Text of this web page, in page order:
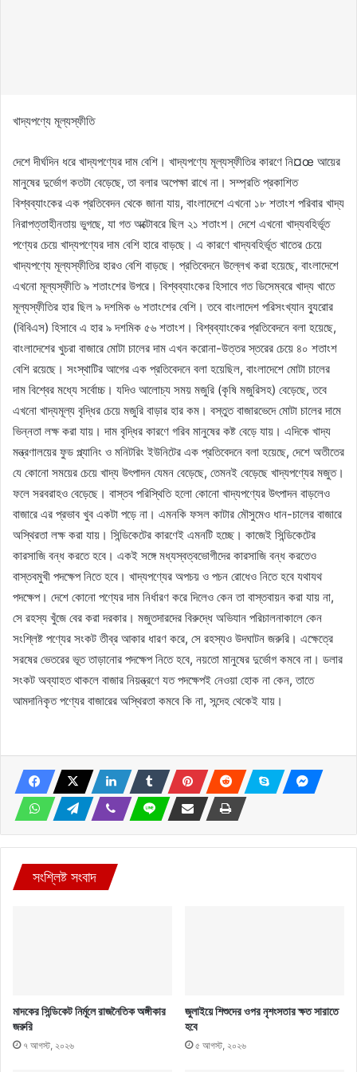
খাদ্যপণ্যে মূল্যস্ফীতি
দেশে দীর্ঘদিন ধরে খাদ্যপণ্যের দাম বেশি। খাদ্যপণ্যে মূল্যস্ফীতির কারণে নি¤œ আয়ের
মানুষের দুর্ভোগ কতটা বেড়েছে, তা বলার অপেক্ষা রাখে না। সম্প্রতি প্রকাশিত
বিশ্বব্যাংকের এক প্রতিবেদন থেকে জানা যায়, বাংলাদেশে এখনো ১৮ শতাংশ পরিবার খাদ্য
নিরাপত্তাহীনতায় ভুগছে, যা গত অক্টোবরে ছিল ২১ শতাংশ। দেশে এখনো খাদ্যবহির্ভূত
পণ্যের চেয়ে খাদ্যপণ্যের দাম বেশি হারে বাড়ছে। এ কারণে খাদ্যবহির্ভূত খাতের চেয়ে
খাদ্যপণ্যে মূল্যস্ফীতির হারও বেশি বাড়ছে। প্রতিবেদনে উল্লেখ করা হয়েছে, বাংলাদেশে
এখনো মূল্যস্ফীতি ৯ শতাংশের উপরে। বিশ্বব্যাংকের হিসাবে গত ডিসেম্বরে খাদ্য খাতে
মূল্যস্ফীতির হার ছিল ৯ দশমিক ৬ শতাংশের বেশি। তবে বাংলাদেশ পরিসংখ্যান ব্যুরোর
(বিবিএস) হিসাবে এ হার ৯ দশমিক ৫৬ শতাংশ। বিশ্বব্যাংকের প্রতিবেদনে বলা হয়েছে,
বাংলাদেশের খুচরা বাজারে মোটা চালের দাম এখন করোনা-উত্তর স্তরের চেয়ে ৪০ শতাংশ
বেশি রয়েছে। সংস্থাটির আগের এক প্রতিবেদনে বলা হয়েছিল, বাংলাদেশে মোটা চালের
দাম বিশ্বের মধ্যে সর্বোচ্চ। যদিও আলোচ্য সময় মজুরি (কৃষি মজুরিসহ) বেড়েছে, তবে
এখনো খাদ্যমূল্য বৃদ্ধির চেয়ে মজুরি বাড়ার হার কম। বস্তুত বাজারভেদে মোটা চালের দামে
ভিন্নতা লক্ষ করা যায়। দাম বৃদ্ধির কারণে গরিব মানুষের কষ্ট বেড়ে যায়। এদিকে খাদ্য
মন্ত্রণালয়ের ফুড প্ল্যানিং ও মনিটরিং ইউনিটের এক প্রতিবেদনে বলা হয়েছে, দেশে অতীতের
যে কোনো সময়ের চেয়ে খাদ্য উৎপাদন যেমন বেড়েছে, তেমনই বেড়েছে খাদ্যপণ্যের মজুত।
ফলে সরবরাহও বেড়েছে। বাস্তব পরিস্থিতি হলো কোনো খাদ্যপণ্যের উৎপাদন বাড়লেও
বাজারে এর প্রভাব খুব একটা পড়ে না। এমনকি ফসল কাটার মৌসুমেও ধান-চালের বাজারে
অস্থিরতা লক্ষ করা যায়। সিন্ডিকেটের কারণেই এমনটি হচ্ছে। কাজেই সিন্ডিকেটের
কারসাজি বন্ধ করতে হবে। একই সঙ্গে মধ্যস্বত্বভোগীদের কারসাজি বন্ধ করতেও
বাস্তবমুখী পদক্ষেপ নিতে হবে। খাদ্যপণ্যের অপচয় ও পচন রোধেও নিতে হবে যথাযথ
পদক্ষেপ। দেশে কোনো পণ্যের দাম নির্ধারণ করে দিলেও কেন তা বাস্তবায়ন করা যায় না,
সে রহস্য খুঁজে বের করা দরকার। মজুতদারদের বিরুদ্ধে অভিযান পরিচালনাকালে কেন
সংশ্লিষ্ট পণ্যের সংকট তীব্র আকার ধারণ করে, সে রহস্যও উদঘাটন জরুরি। এক্ষেত্রে
সরষের ভেতরের ভূত তাড়ানোর পদক্ষেপ নিতে হবে, নয়তো মানুষের দুর্ভোগ কমবে না। ডলার
সংকট অব্যাহত থাকলে বাজার নিয়ন্ত্রণে যত পদক্ষেপই নেওয়া হোক না কেন, তাতে
আমদানিকৃত পণ্যের বাজারের অস্থিরতা কমবে কি না, সন্দেহ থেকেই যায়।
সংশ্লিষ্ট সংবাদ
মাদকের সিন্ডিকেট নির্মূলে রাজনৈতিক অঙ্গীকার
জরুরি
৭ আগস্ট, ২০২৬
জুলাইয়ে শিশুদের ওপর নৃশংসতার ক্ষত সারাতে
হবে
৫ আগস্ট, ২০২৬